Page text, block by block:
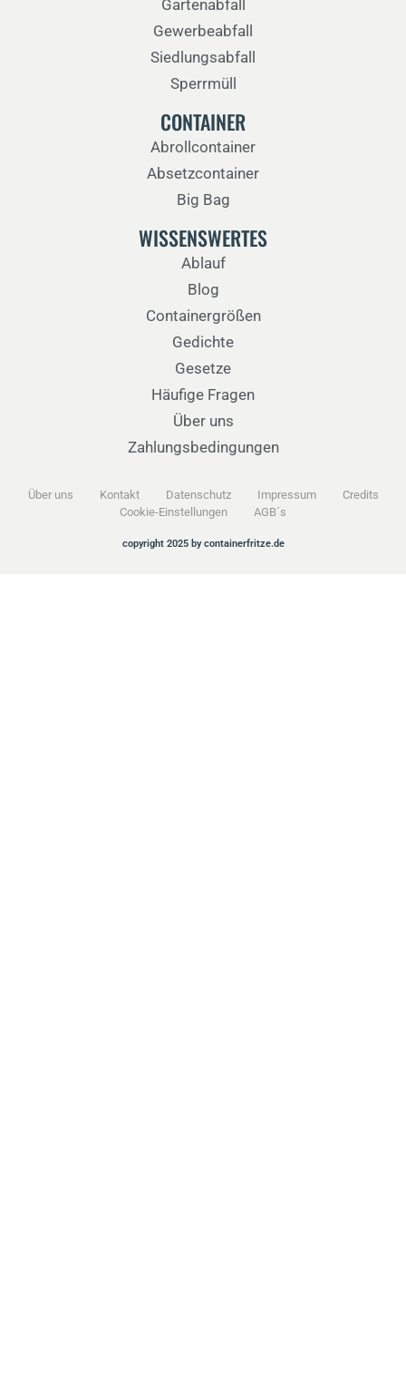
Gartenabfall
Gewerbeabfall
Siedlungsabfall
Sperrmüll
CONTAINER
Abrollcontainer
Absetzcontainer
Big Bag
WISSENSWERTES
Ablauf
Blog
Containergrößen
Gedichte
Gesetze
Häufige Fragen
Über uns
Zahlungsbedingungen
Über uns Kontakt Datenschutz Impressum
Credits
Cookie-Einstellungen
AGB´s
copyright 2025 by containerfritze.de